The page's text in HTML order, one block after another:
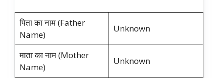
पिता का नाम (Father
Name)
Unknown
माता का नाम (Mother
Name)
Unknown